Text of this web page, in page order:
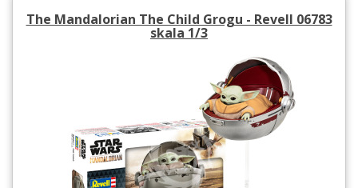
The Mandalorian The Child Grogu - Revell 06783
skala 1/3